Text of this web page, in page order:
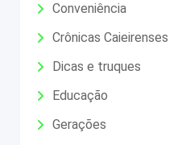
Conveniência
Crônicas Caieirenses
Dicas e truques
Educação
Gerações